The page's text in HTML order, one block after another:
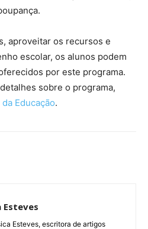
aproveitar os recursos e
escolar, os alunos podem
por este programa.
sobre o programa,
Educação.
Esteves
Esteves, escritora de artigos